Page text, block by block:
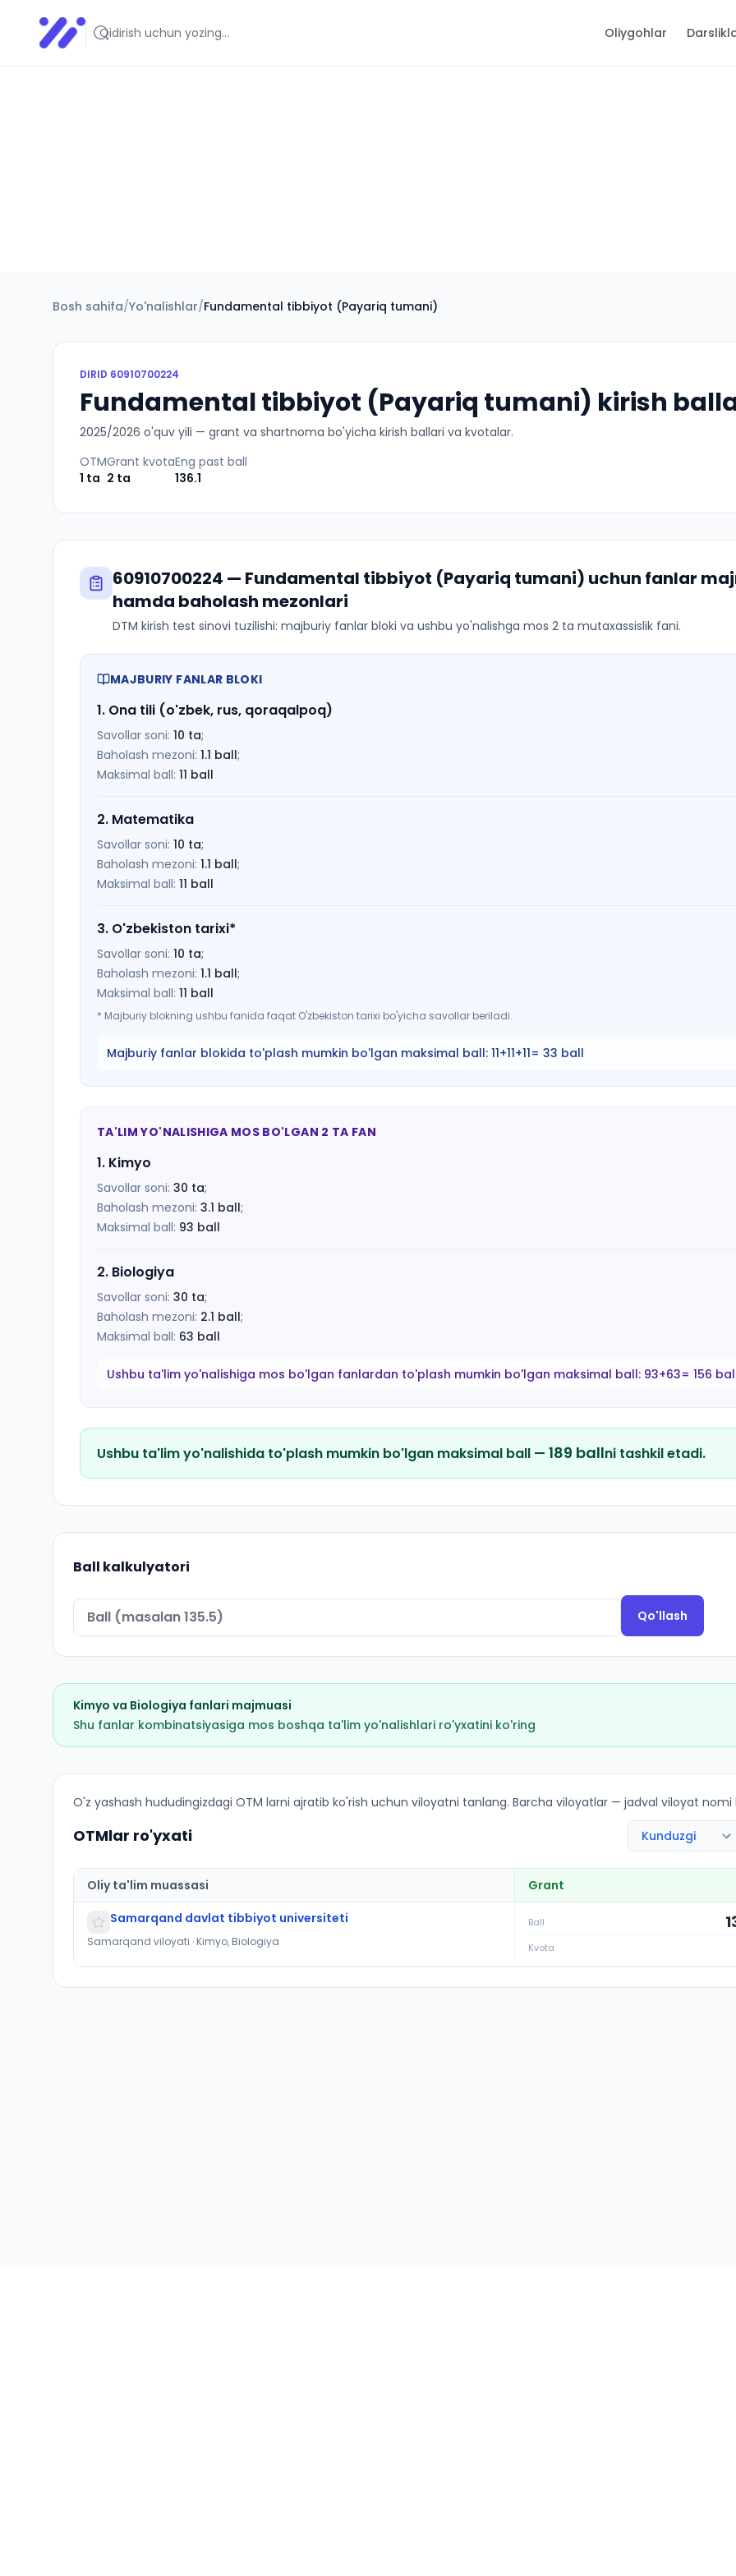
Infoedu
Ta&#039;lim xabarlari va yangiliklari Oliygohlar
Bosh sahifa/Yo'nalishlar/Fundamental tibbiyot (Payariq tumani)
DIRID 60910700224
Fundamental tibbiyot (Payariq tumani) kirish
2025/2026 o'quv yili — grant va shartnoma bo'yicha kirish ballari va kvotalar.
OTM
1 ta
Grant kvota
2 ta
Eng past ball
136.1
60910700224 — Fundamental tibbiyot (Payariq tumani) uchun fanlar
hamda baholash mezonlari
DTM kirish test sinovi tuzilishi: majburiy fanlar bloki va ushbu yo'nalishga mos 2 ta mutaxassislik fani.
MAJBURIY FANLAR BLOKI
1. Ona tili (o'zbek, rus, qoraqalpoq)
Savollar soni: 10 ta;
Baholash mezoni: 1.1 ball;
Maksimal ball: 11 ball
2. Matematika
Savollar soni: 10 ta;
Baholash mezoni: 1.1 ball;
Maksimal ball: 11 ball
3. O'zbekiston tarixi*
Savollar soni: 10 ta;
Baholash mezoni: 1.1 ball;
Maksimal ball: 11 ball
* Majburiy blokning ushbu fanida faqat O'zbekiston tarixi bo'yicha savollar beriladi.
Majburiy fanlar blokida to'plash mumkin bo'lgan maksimal ball: 11+11+11= 33 ball
TA'LIM YO'NALISHIGA MOS BO'LGAN 2 TA FAN
1. Kimyo
Savollar soni: 30 ta;
Baholash mezoni: 3.1 ball;
Maksimal ball: 93 ball
2. Biologiya
Savollar soni: 30 ta;
Baholash mezoni: 2.1 ball;
Maksimal ball: 63 ball
Ushbu ta'lim yo'nalishiga mos bo'lgan fanlardan to'plash mumkin bo'lgan maksimal ball: 93+63= 156
Ushbu ta'lim yo'nalishida to'plash mumkin bo'lgan maksimal ball — 189 ballni tashkil etadi.
Ball kalkulyatori
Qo'llash
Kimyo va Biologiya fanlari majmuasi
Shu fanlar kombinatsiyasiga mos boshqa ta'lim yo'nalishlari ro'yxatini ko'ring
Fundamental tibbiyot (Payariq tumani): OTM lar bo'yicha kirish ballari va kvotalar
O'z yashash hududingizdagi OTM larni ajratib ko'rish uchun viloyatni tanlang. Barcha viloyatlar — jadval viloyat
OTMlar ro'yxati
Oliy ta'lim muassasi
Grant
Samarqand davlat tibbiyot universiteti
Samarqand viloyati · Kimyo, Biologiya
Ball
Kvota